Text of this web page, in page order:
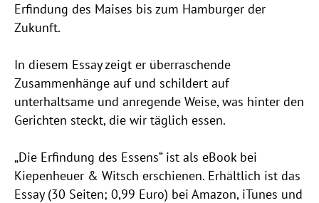
Erfindung des Maises bis zum Hamburger der
Zukunft.
In diesem Essay zeigt er überraschende
Zusammenhänge auf und schildert auf
unterhaltsame und anregende Weise, was hinter den
Gerichten steckt, die wir täglich essen.
„Die Erfindung des Essens“ ist als eBook bei
Kiepenheuer & Witsch erschienen. Erhältlich ist das
Essay (30 Seiten; 0,99 Euro) bei Amazon, iTunes und